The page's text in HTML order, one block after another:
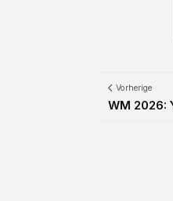
Vorherige
WM 2026: